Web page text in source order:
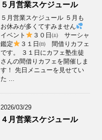
５月営業スケジュール
５月営業スケジュール ５月も
お休みが多くてすみません
イベント
３０日㈯ サーシャ
鑑定
３１日㈰ 間借りカフェ
です。 ３１日にカフェ塾生徒
さんの間借りカフェを開催しま
す！ 先日メニューを見せてい
た ...
2026/03/29
４月営業スケジュール